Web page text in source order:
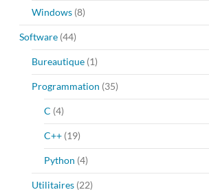
Windows (8)
Software (44)
Bureautique (1)
Programmation (35)
C (4)
C++ (19)
Python (4)
Utilitaires (22)